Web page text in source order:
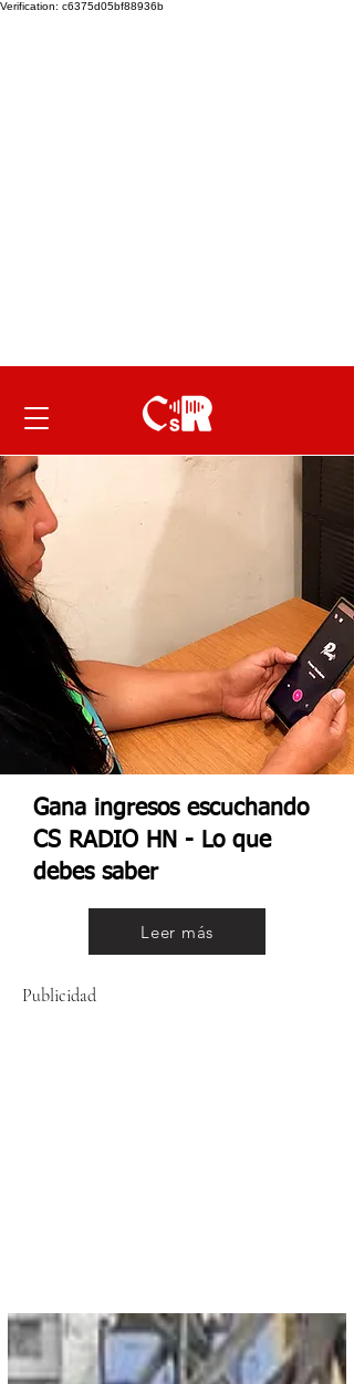
Verification: c6375d05bf88936b
Gana ingresos escuchando
CS RADIO HN - Lo que
debes saber
Leer más
Publicidad